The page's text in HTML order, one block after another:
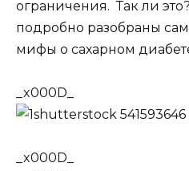
ограничения. Так ли
подробно разобраны
мифы о сахарном
_x000D_
_x000D_